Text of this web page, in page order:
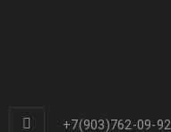
+7(903)762-09-92